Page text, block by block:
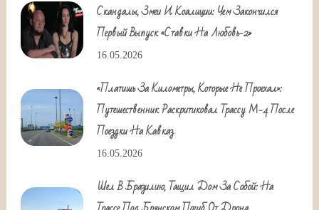
Скандалы, Змеи И Коалиции: Чем Закончился
Первый Выпуск «Ставки На Любовь-2»
16.05.2026
«Платишь За Километры, Которые Не Проехал»:
Путешественник Раскритиковал Трассу М-4 После
Поездки На Кавказ
16.05.2026
Шел В Бразилию, Тащил Дом За Собой: На